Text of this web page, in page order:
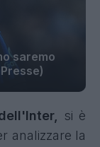
saremo
si è
analizzare la